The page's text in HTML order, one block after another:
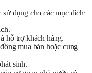
dụng cho các mục đích:
hỗ trợ khách hàng.
mua bán hoặc cung
sinh.